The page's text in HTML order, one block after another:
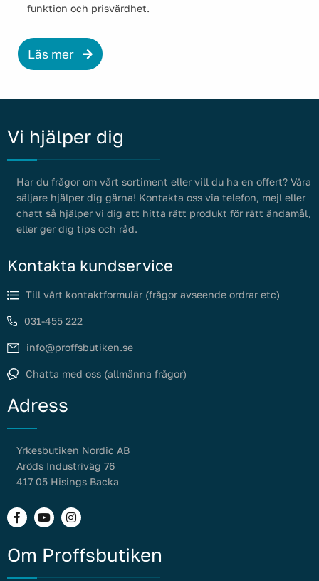
funktion och prisvärdhet.
Läs mer
Vi hjälper dig
Har du frågor om vårt sortiment eller vill du ha en offert? Våra
säljare hjälper dig gärna! Kontakta oss via telefon, mejl eller
chatt så hjälper vi dig att hitta rätt produkt för rätt ändamål,
eller ger dig tips och råd.
Kontakta kundservice
Till vårt kontaktformulär (frågor avseende ordrar etc)
031-455 222
info@proffsbutiken.se
Chatta med oss (allmänna frågor)
Adress
Yrkesbutiken Nordic AB
Aröds Industriväg 76
417 05 Hisings Backa
Om Proffsbutiken